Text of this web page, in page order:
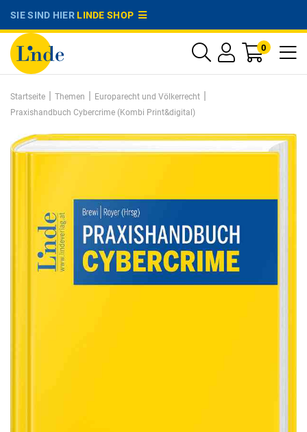
SIE SIND HIERLINDE SHOP
0
Startseite | Themen | Europarecht und Völkerrecht |
Praxishandbuch Cybercrime (Kombi Print&digital)